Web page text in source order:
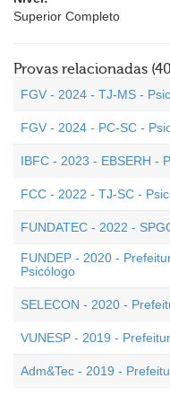
Superior Completo
Provas relacionadas
FGV - 2024 - TJ-MS -
FGV - 2024 - PC-SC -
IBFC - 2023 - EBSERH -
FCC - 2022 - TJ-SC -
FUNDATEC - 2022 -
FUNDEP - 2020 -
Psicólogo
SELECON - 2020 -
VUNESP - 2019 -
Adm&Tec - 2019 -